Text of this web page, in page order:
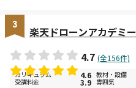
3
楽天ドローンアカデミー
4.7 (全156件)
カリキュラム 4.6 教材・設備
受講料金 3.9 雰囲気